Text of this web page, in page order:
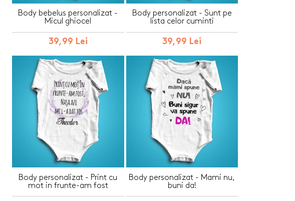
Body bebelus personalizat -
Micul ghiocel
39,99 Lei
Body personalizat - Sunt pe
lista celor cuminti
39,99 Lei
Body personalizat - Print cu
mot in frunte-am fost
Body personalizat - Mami nu,
buni da!